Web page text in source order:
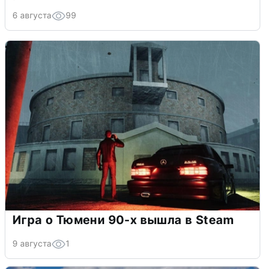
6 августа 99
Игра о Тюмени 90-х вышла в Steam
9 августа 1